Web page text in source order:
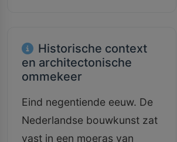
Historische context
en architectonische
ommekeer
Eind negentiende eeuw. De
Nederlandse bouwkunst zat
vast in een moeras van